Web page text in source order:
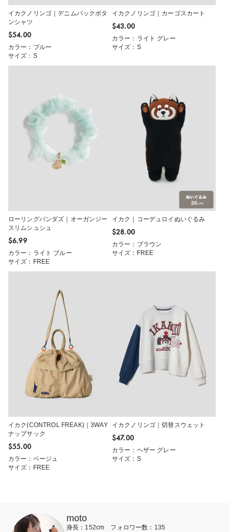
イカクノリンゴ｜デニムバックボタ
ンシャツ
$‌54.00
カラー：ブルー
サイズ：S
イカクノリンゴ｜カーゴスカート
$‌43.00
カラー：ライト グレー
サイズ：S
ローリングパンダズ｜オーガンジー
スリムシュシュ
$‌6.99
カラー：ライト ブルー
サイズ：FREE
イカク｜コーデュロイぬいぐるみ
$‌28.00
カラー：ブラウン
サイズ：FREE
イカク(CONTROL FREAK)｜3WAY
ナップサック
$‌55.00
カラー：ベージュ
サイズ：FREE
イカクノリンゴ｜切替スウェット
$‌47.00
カラー：ヘザー グレー
サイズ：S
moto
身長：152cm フォロワー数：135